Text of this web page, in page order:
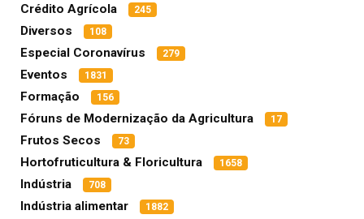
Crédito Agrícola 245
Diversos 108
Especial Coronavírus 279
Eventos 1831
Formação 156
Fóruns de Modernização da Agricultura 17
Frutos Secos 73
Hortofruticultura & Floricultura 1658
Indústria 708
Indústria alimentar 1882